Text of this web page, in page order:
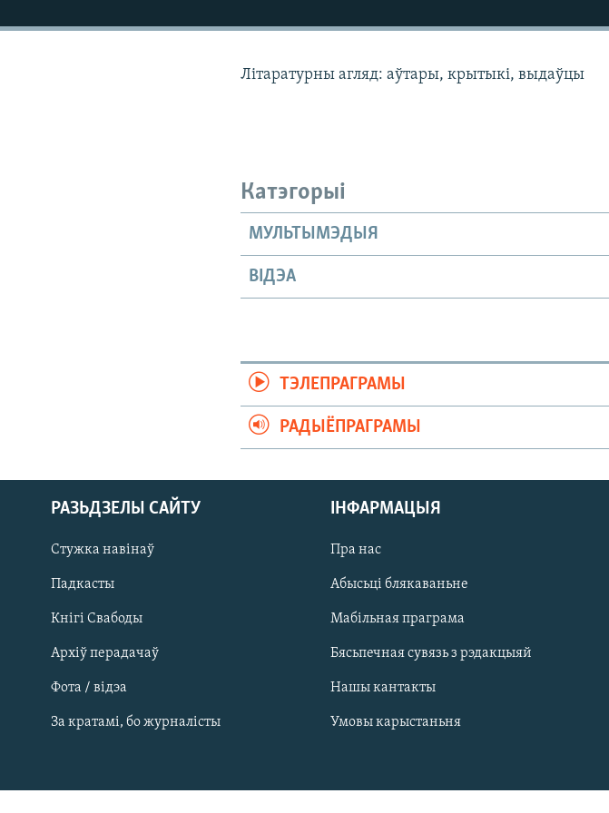
КАЛЯНДАР
НА ХВАЛЯХ СВАБОДЫ
САЧЫЦЕ ЗА АБНАЎЛЕНЬНЯМІ
Літаратурны агляд: аўтары, крытыкі, выдаўцы
Катэгорыі
МУЛЬТЫМЭДЫЯ
ВІДЭА
ТЭЛЕПРАГРАМЫ
РАДЫЁПРАГРАМЫ
РАЗЬДЗЕЛЫ САЙТУ
Стужка навінаў
Падкасты
Кнігі Свабоды
Архіў перадачаў
Фота / відэа
За кратамі, бо журналісты
ІНФАРМАЦЫЯ
Пра нас
Абысьці блякаваньне
Мабільная праграма
Бясьпечная сувязь з рэдакцыяй
Нашы кантакты
Умовы карыстаньня